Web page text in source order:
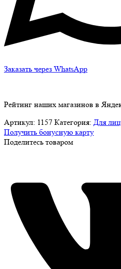
Заказать через WhatsApp
Рейтинг наших магазинов в
Артикул: 1157 Категория: Для
Получить бонусную карту
Поделитесь товаром